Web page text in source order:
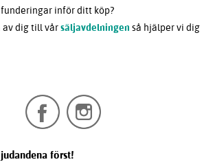
inför ditt köp?
av dig till vårsäljavdelningen så hjälper vi dig
först!